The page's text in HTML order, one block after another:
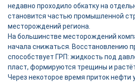
недавно проходило обкатку на
становится частью промышленной
месторождений региона.
На большинстве месторождений
начала снижаться. Восстановлению
способствует ГРП: жидкость под
пласт, формируются трещины и
Через некоторое время приток нефти